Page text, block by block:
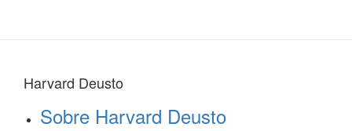
Harvard Deusto
Sobre Harvard Deusto